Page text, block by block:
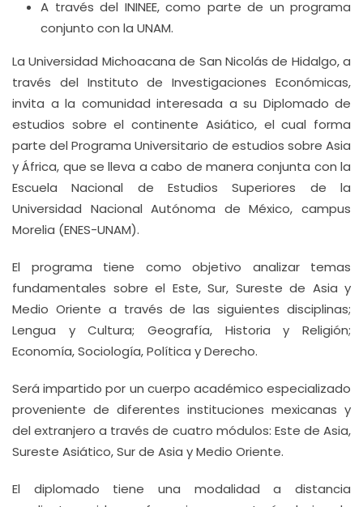
A través del ININEE, como parte de un programa
conjunto con la UNAM.
La Universidad Michoacana de San Nicolás de Hidalgo, a
través del Instituto de Investigaciones Económicas,
invita a la comunidad interesada a su Diplomado de
estudios sobre el continente Asiático, el cual forma
parte del Programa Universitario de estudios sobre Asia
y África, que se lleva a cabo de manera conjunta con la
Escuela Nacional de Estudios Superiores de la
Universidad Nacional Autónoma de México, campus
Morelia (ENES-UNAM).
El programa tiene como objetivo analizar temas
fundamentales sobre el Este, Sur, Sureste de Asia y
Medio Oriente a través de las siguientes disciplinas;
Lengua y Cultura; Geografía, Historia y Religión;
Economía, Sociología, Política y Derecho.
Será impartido por un cuerpo académico especializado
proveniente de diferentes instituciones mexicanas y
del extranjero a través de cuatro módulos: Este de Asia,
Sureste Asiático, Sur de Asia y Medio Oriente.
El diplomado tiene una modalidad a distancia